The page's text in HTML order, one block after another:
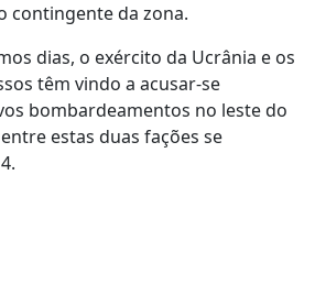
contingente da zona.
dias, o exército da Ucrânia e os
têm vindo a acusar-se
bombardeamentos no leste do
estas duas fações se